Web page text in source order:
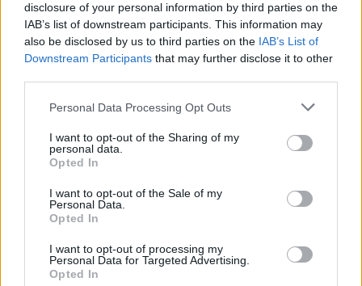
disclosure of your personal information by third parties on the
IAB’s list of downstream participants. This information may
also be disclosed by us to third parties on the IAB’s List of
Downstream Participants that may further disclose it to other
Personal Data Processing Opt Outs
I want to opt-out of the Sharing of my
personal data.
Opted In
I want to opt-out of the Sale of my
Personal Data.
Opted In
I want to opt-out of processing my
Personal Data for Targeted Advertising.
Opted In
Gavi (101)
Giarole (7)
Gremiasco (4)
Masio (15)